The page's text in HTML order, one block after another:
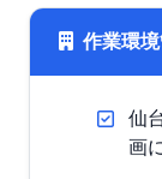
作業環
仙
画